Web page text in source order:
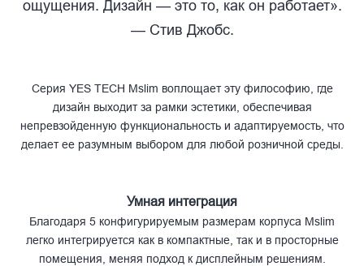
ощущения. Дизайн — это то, как он работает».
— Стив Джобс.
Серия YES TECH Mslim воплощает эту философию, где
дизайн выходит за рамки эстетики, обеспечивая
непревзойденную функциональность и адаптируемость, что
делает ее разумным выбором для любой розничной среды.
Умная интеграция
Благодаря 5 конфигурируемым размерам корпуса Mslim
легко интегрируется как в компактные, так и в просторные
помещения, меняя подход к дисплейным решениям.